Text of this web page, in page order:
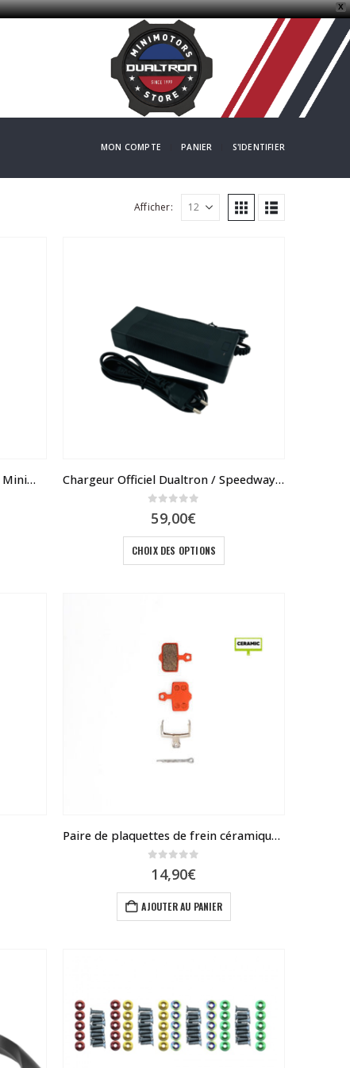
X
MON COMPTE PANIER S'IDENTIFIER
Afficher:
Bouchon – cache protège écrou MiniMotors Chargeur Officiel Dualtron / Speedway / Rovoron / Blade
59,00€
CHOIX DES OPTIONS
produit
Les
Paire de plaquettes de frein céramique compatible frein Zoom et Nutt
14,90€
AJOUTER AU PANIER